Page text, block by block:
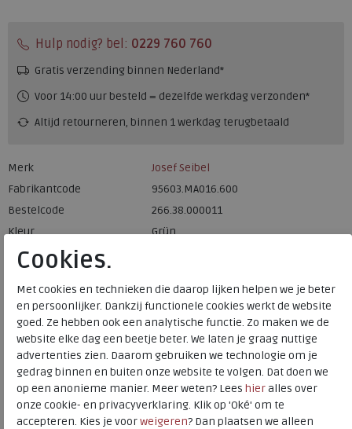
Josef Seibel
Toon alles van Josef Seibel
Naar alleveterboots
Hulp nodig? bel: 0229 760 760
Gratis verzending binnen Nederland*
Voor 14:00 uur besteld = dezelfde werkdag verzonden*
Altijd retourneren, binnen 1 werkdag terugbetaald
Merk
Josef Seibel
Fabrikantcode
95603.MA016.600
Bestelcode
266.38.000011
Kleur
Grün
Uitneembaar voetbed
ja
Cookies.
Met cookies en technieken die daarop lijken helpen we je beter
en persoonlijker. Dankzij functionele cookies werkt de website
goed. Ze hebben ook een analytische functie. Zo maken we de
website elke dag een beetje beter. We laten je graag nuttige
advertenties zien. Daarom gebruiken we technologie om je
gedrag binnen en buiten onze website te volgen. Dat doen we
op een anonieme manier. Meer weten? Lees hieralles over
onze cookie- en privacyverklaring. Klik op 'Oké' om te
accepteren. Kies je voorweigeren? Dan plaatsen we alleen